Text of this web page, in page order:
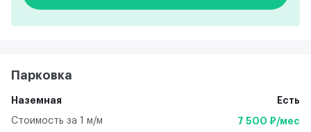
Парковка
Наземная Есть
Стоимость за 1 м/м 7 500 ₽/мес